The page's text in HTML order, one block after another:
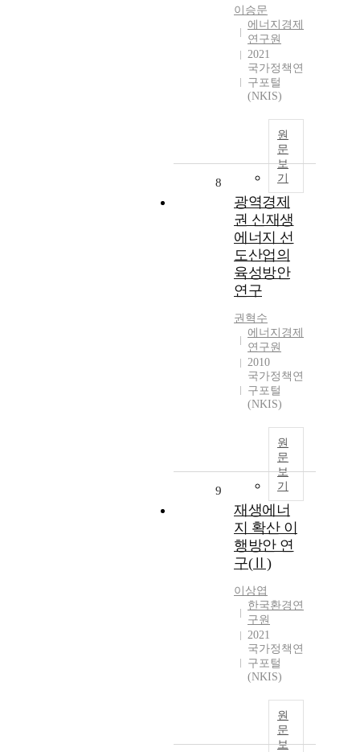
이승문
에너지경제
연구원
2021
국가정책연
구포털
(NKIS)
원
문
보
기
8
광역경제
권 신재생
에너지 선
도산업의
육성방안
연구
권혁수
에너지경제
연구원
2010
국가정책연
구포털
(NKIS)
원
문
보
기
9
재생에너
지 확산 이
행방안 연
구(Ⅱ)
이상엽
한국환경연
구원
2021
국가정책연
구포털
(NKIS)
원
문
보